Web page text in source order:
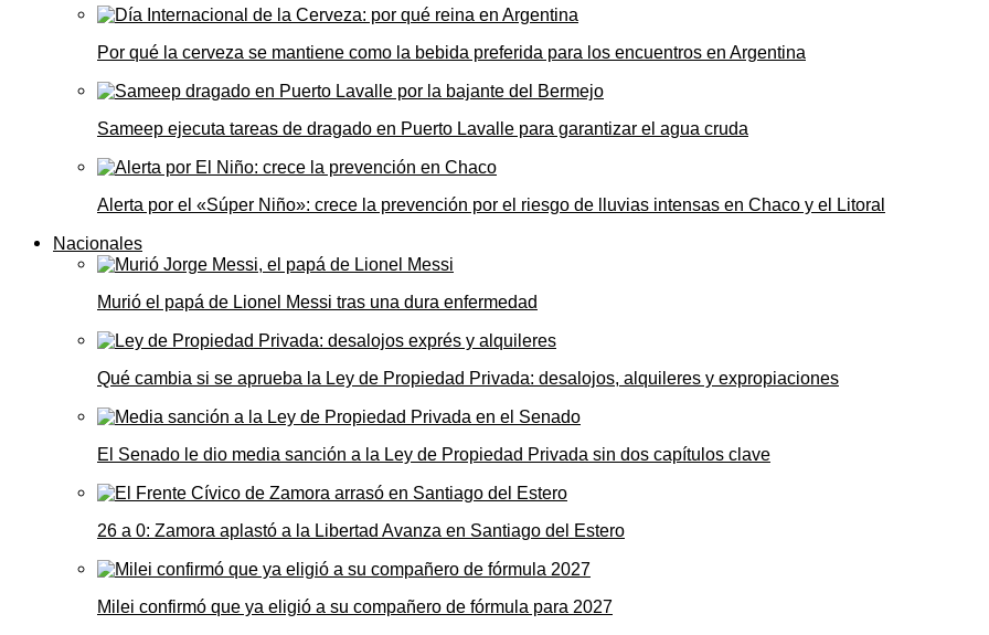
Por qué la cerveza se mantiene como la bebida preferida para los encuentros en Argentina
Sameep ejecuta tareas de dragado en Puerto Lavalle para garantizar el agua cruda
Alerta por el «Súper Niño»: crece la prevención por el riesgo de lluvias intensas en Chaco y el Litoral
Nacionales
Murió el papá de Lionel Messi tras una dura enfermedad
Qué cambia si se aprueba la Ley de Propiedad Privada: desalojos, alquileres y expropiaciones
El Senado le dio media sanción a la Ley de Propiedad Privada sin dos capítulos clave
26 a 0: Zamora aplastó a la Libertad Avanza en Santiago del Estero
Milei confirmó que ya eligió a su compañero de fórmula para 2027